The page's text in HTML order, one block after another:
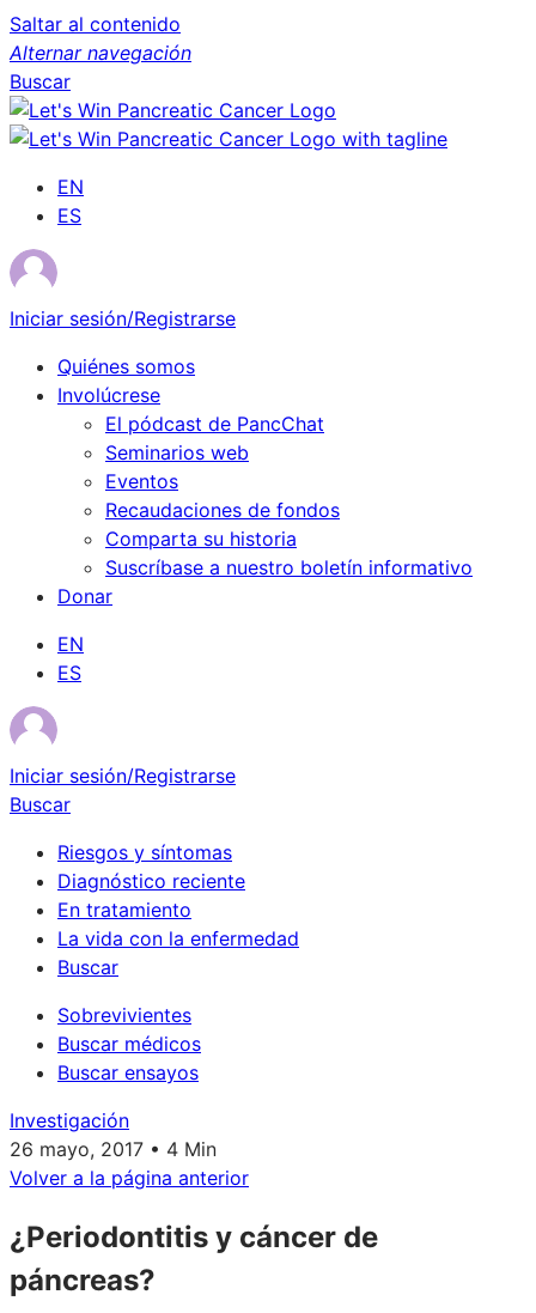
Saltar al contenido
Alternar navegación
Buscar
EN
ES
Iniciar sesión/Registrarse
Quiénes somos
Involúcrese
El pódcast de PancChat
Seminarios web
Eventos
Recaudaciones de fondos
Comparta su historia
Suscríbase a nuestro boletín informativo
Donar
EN
ES
Iniciar sesión/Registrarse
Buscar
Riesgos y síntomas
Diagnóstico reciente
En tratamiento
La vida con la enfermedad
Buscar
Sobrevivientes
Buscar médicos
Buscar ensayos
Investigación
26 mayo, 2017 • 4 Min
Volver a la página anterior
¿Periodontitis y cáncer de
páncreas?